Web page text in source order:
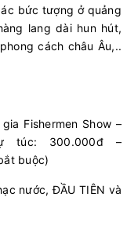
bức tượng ở quảng
lang dài hun hút,
cách châu Âu,..
Fishermen Show –
túc: 300.000đ –
buộc)
nước, ĐẦU TIÊN và